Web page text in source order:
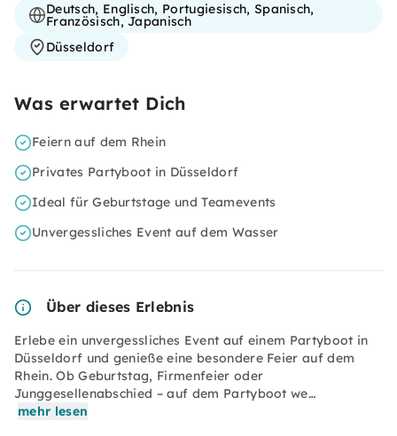
Deutsch, Englisch, Portugiesisch, Spanisch,
Französisch, Japanisch
Düsseldorf
Was erwartet Dich
Feiern auf dem Rhein
Privates Partyboot in Düsseldorf
Ideal für Geburtstage und Teamevents
Unvergessliches Event auf dem Wasser
Über dieses Erlebnis
Erlebe ein unvergessliches Event auf einem Partyboot in
Düsseldorf und genieße eine besondere Feier auf dem
Rhein. Ob Geburtstag, Firmenfeier oder
Junggesellenabschied – auf dem Partyboot we…
mehr lesen